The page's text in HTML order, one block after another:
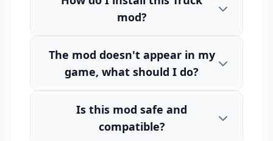
mod?
The mod doesn't appear in my
game, what should I do?
Is this mod safe and
compatible?